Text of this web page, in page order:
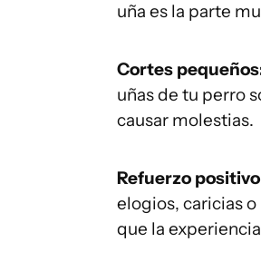
uña es la parte
Cortes
uñas de tu perro
causar molestias.
Refuerzo
elogios, caricias
que la